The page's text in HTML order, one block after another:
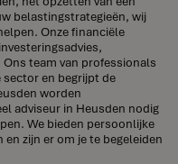
belastingstrategieën, wij
Onze financiële
team van professionals
sector en begrijpt de
worden
adviseur in Heusden nodig
We bieden persoonlijke
zijn er om je te begeleiden